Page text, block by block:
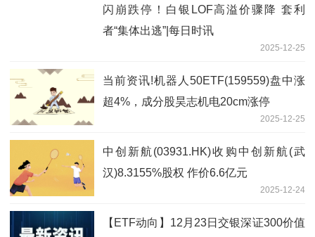
闪崩跌停！白银LOF高溢价骤降 套利
者“集体出逃”|每日时讯
2025-12-25
当前资讯!机器人50ETF(159559)盘中涨
超4%，成分股昊志机电20cm涨停
2025-12-25
中创新航(03931.HK)收购中创新航(武
汉)8.3155%股权 作价6.6亿元
2025-12-24
【ETF动向】12月23日交银深证300价值